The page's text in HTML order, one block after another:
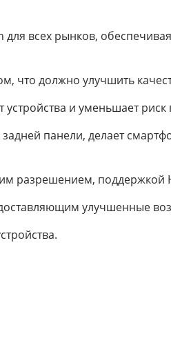
всех рынков,
что должно улучшить
и уменьшает риск
панели, делает
разрешением, поддержкой
улучшенные